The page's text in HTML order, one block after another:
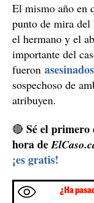
El mismo año en
punto de mira
el hermano y el
importante del
fueron
sospechoso de
atribuyen.
🔴 Sé el
hora de
¡es gratis!
¿Ha